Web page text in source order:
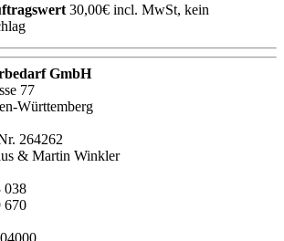
30,00€ incl. MwSt, kein
GmbH
77
Württemberg
264262
& Martin Winkler
038
670